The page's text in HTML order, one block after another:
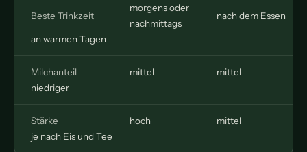
Beste Trinkzeit
morgens oder
nachmittags
nach dem Essen
an warmen Tagen
Milchanteil mittel mittel
niedriger
Stärke hoch mittel
je nach Eis und Tee